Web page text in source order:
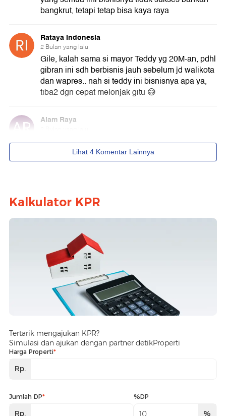
Kalkulator KPR
Tertarik mengajukan KPR?
Simulasi dan ajukan dengan partner detikProperti
Harga Properti*
Rp.
Jumlah DP*
Rp.
%DP
%